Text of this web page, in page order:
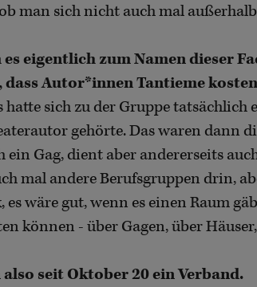
man sich nicht auch mal
es eigentlich zum Namen dieser
dass Autor*innen Tantieme
hatte sich zu der Gruppe
gehörte. Das waren dann
ein Gag, dient aber andererseits
mal andere Berufsgruppen drin,
es wäre gut, wenn es einen Raum
können - über Gagen, über
seit Oktober 20 ein Verband.